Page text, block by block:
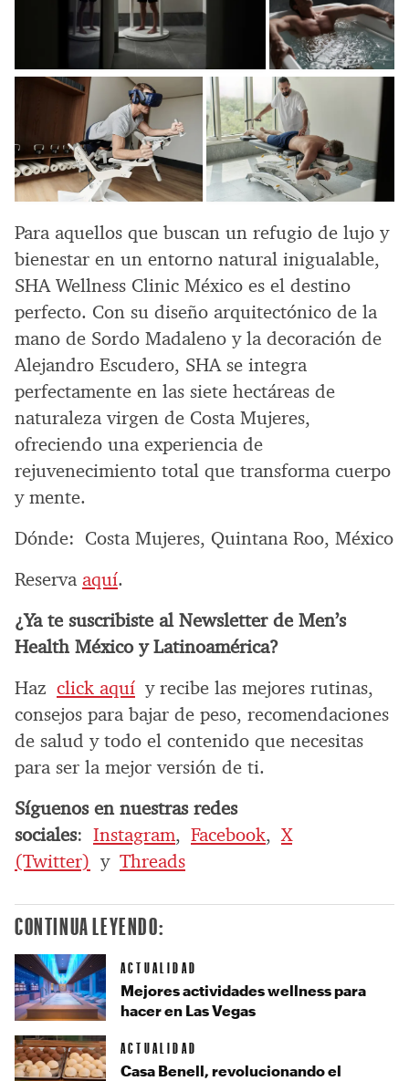
Para aquellos que buscan un refugio de lujo y
bienestar en un entorno natural inigualable,
SHA Wellness Clinic México es el destino
perfecto. Con su diseño arquitectónico de la
mano de Sordo Madaleno y la decoración de
Alejandro Escudero, SHA se integra
perfectamente en las siete hectáreas de
naturaleza virgen de Costa Mujeres,
ofreciendo una experiencia de
rejuvenecimiento total que transforma cuerpo
y mente.
Dónde: Costa Mujeres, Quintana Roo, México
Reserva aquí.
¿Ya te suscribiste al Newsletter de Men’s
Health México y Latinoamérica?
Haz click aquí y recibe las mejores rutinas,
consejos para bajar de peso, recomendaciones
de salud y todo el contenido que necesitas
para ser la mejor versión de ti.
Síguenos en nuestras redes
sociales: Instagram, Facebook,X
(Twitter) y Threads
CONTINUA LEYENDO:
ACTUALIDAD
Mejores actividades wellness para
hacer en Las Vegas
ACTUALIDAD
Casa Benell, revolucionando el